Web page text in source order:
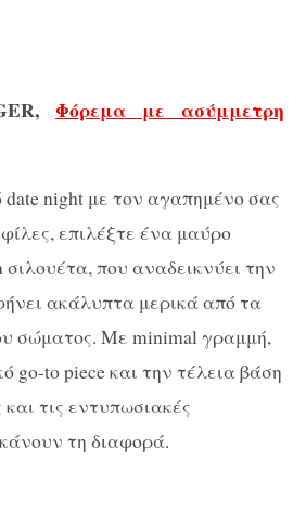
, Φόρεμα με ασύμμετρη
night με τον αγαπημένο σας
επιλέξτε ένα μαύρο
που αναδεικνύει την
ακάλυπτα μερικά από τα
σώματος. Με minimalγραμμή,
go-to piece και την τέλεια βάση
τις εντυπωσιακές
τη διαφορά.